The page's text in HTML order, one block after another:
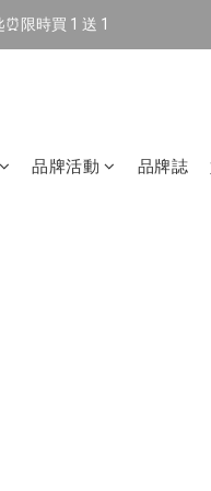
$100！🔥
限時買 1 送 1
品牌活動 品牌誌